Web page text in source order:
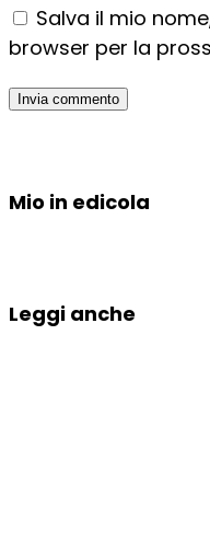
Salva il mio
browser per la
Mio in edicola
Leggi anche